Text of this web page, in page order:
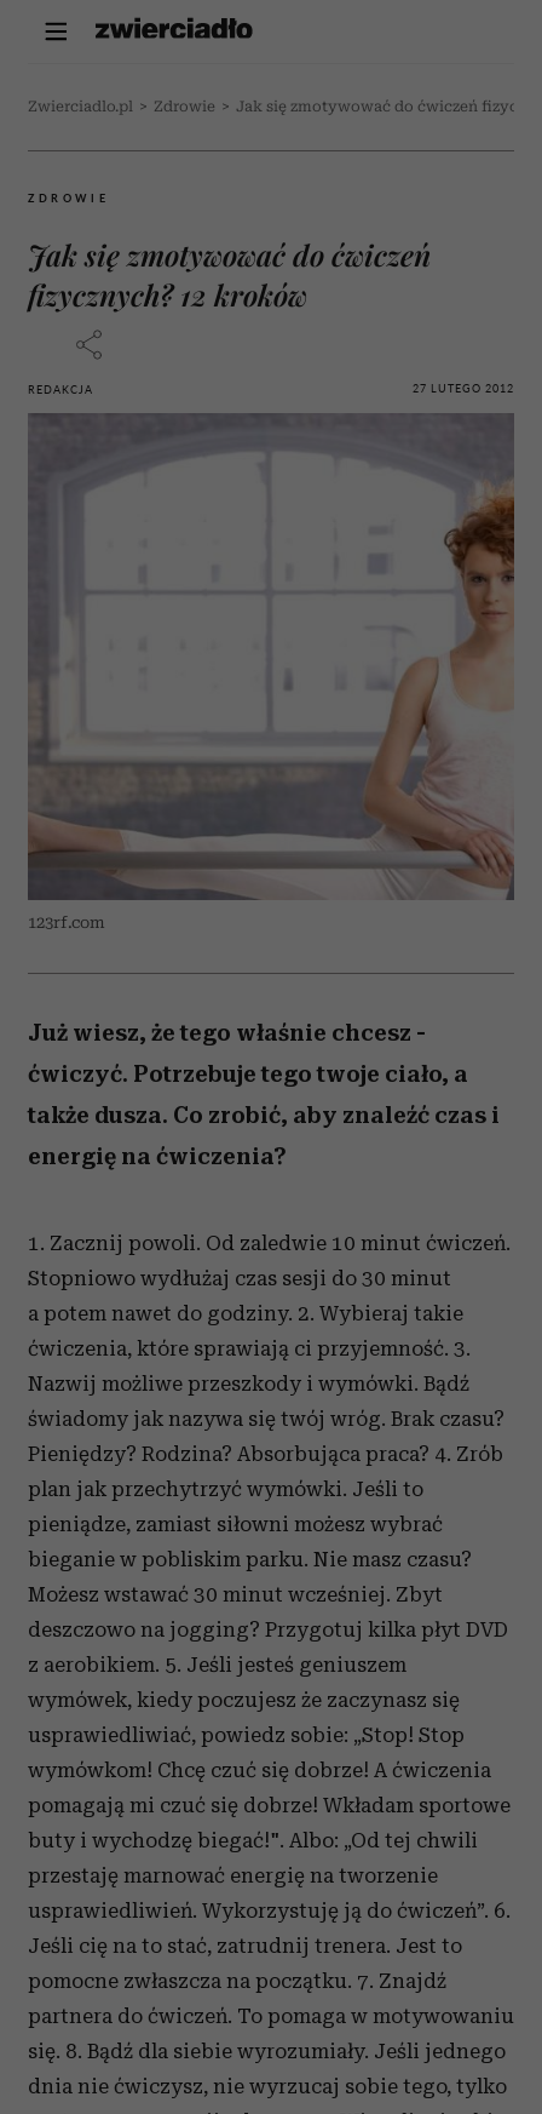
Zwierciadlo.pl > Zdrowie > Jak się zmotywować do ćwiczeń
ZDROWIE
Jak się zmotywować do ćwiczeń
fizycznych? 12 kroków
REDAKCJA 27 LUTEGO 2012
123rf.com
Już wiesz, że tego właśnie chcesz -
ćwiczyć. Potrzebuje tego twoje ciało, a
także dusza. Co zrobić, aby znaleźć czas i
energię na ćwiczenia?
1. Zacznij powoli. Od zaledwie 10 minut ćwiczeń.
Stopniowo wydłużaj czas sesji do 30 minut
a potem nawet do godziny. 2. Wybieraj takie
ćwiczenia, które sprawiają ci przyjemność. 3.
Nazwij możliwe przeszkody i wymówki. Bądź
świadomy jak nazywa się twój wróg. Brak czasu?
Pieniędzy? Rodzina? Absorbująca praca? 4. Zrób
plan jak przechytrzyć wymówki. Jeśli to
pieniądze, zamiast siłowni możesz wybrać
bieganie w pobliskim parku. Nie masz czasu?
Możesz wstawać 30 minut wcześniej. Zbyt
deszczowo na jogging? Przygotuj kilka płyt DVD
z aerobikiem. 5. Jeśli jesteś geniuszem
wymówek, kiedy poczujesz że zaczynasz się
usprawiedliwiać, powiedz sobie: „Stop! Stop
wymówkom! Chcę czuć się dobrze! A ćwiczenia
pomagają mi czuć się dobrze! Wkładam sportowe
buty i wychodzę biegać!". Albo: „Od tej chwili
przestaję marnować energię na tworzenie
usprawiedliwień. Wykorzystuję ją do ćwiczeń”. 6.
Jeśli cię na to stać, zatrudnij trenera. Jest to
pomocne zwłaszcza na początku. 7. Znajdź
partnera do ćwiczeń. To pomaga w motywowaniu
się. 8. Bądź dla siebie wyrozumiały. Jeśli jednego
dnia nie ćwiczysz, nie wyrzucaj sobie tego, tylko